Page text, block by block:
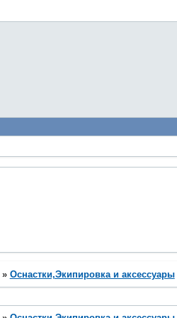
» Оснастки,Экипировка и аксессуары